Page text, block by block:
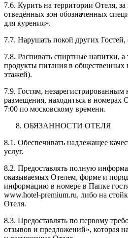
7.6. Курить на территории Отеля,
отведённых зон обозначенных
для курения».
7.7. Нарушать покой других Гостей,
7.8. Распивать спиртные напитки, а
продукты питания в
этажей).
7.9. Гостям, незарегистрированным
размещения, находиться в номерах
7:00 по московскому времени.
ОБЯЗАННОСТИ ОТЕЛЯ
8.1. Обеспечивать надлежащее
услуг.
8.2. Предоставлять полную
оказываемых Отелем, форме и
информацию в номере в Папке
www.hotel-premium.ru, либо на
Отеля.
8.3. Предоставлять по первому
отзывов и предложений», которая